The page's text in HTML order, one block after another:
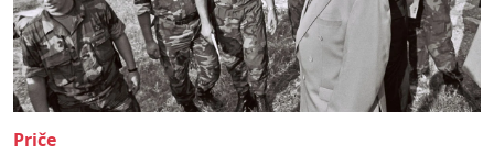
Priče